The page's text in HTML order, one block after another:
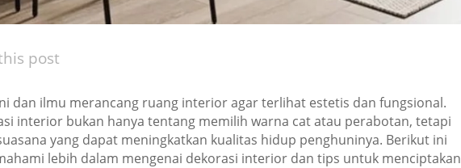
post
dan ilmu merancang ruang interior agar terlihat estetis dan fungsional.
interior bukan hanya tentang memilih warna cat atau perabotan, tetapi
yang dapat meningkatkan kualitas hidup penghuninya. Berikut ini
lebih dalam mengenai dekorasi interior dan tips untuk menciptakan